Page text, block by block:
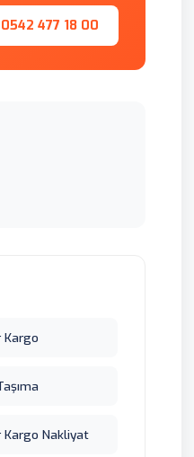
477 18 00
Kargo
Kargo Nakliyat